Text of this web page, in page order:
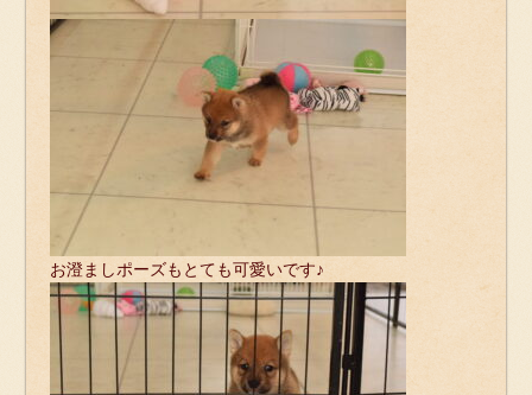
お澄ましポーズもとても可愛いです♪